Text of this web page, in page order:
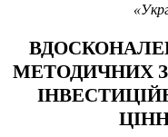
МЕТОДИЧНИХ